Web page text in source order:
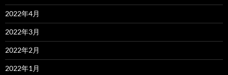
2022年4月
2022年3月
2022年2月
2022年1月